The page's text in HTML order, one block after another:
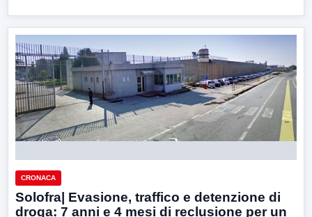
CRONACA
Solofra| Evasione, traffico e detenzione di
droga: 7 anni e 4 mesi di reclusione per un